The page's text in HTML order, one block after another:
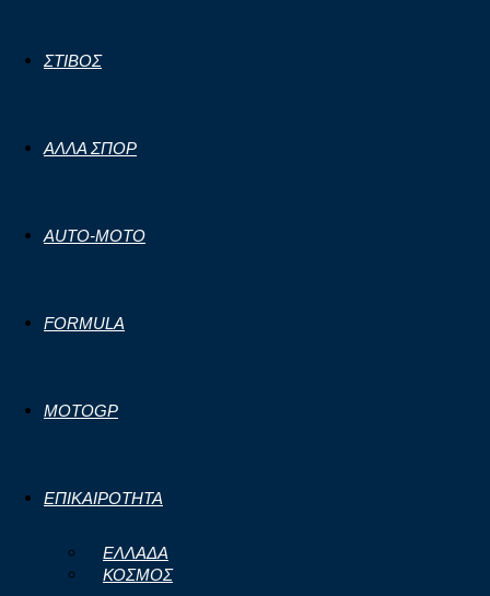
ΣΤΙΒΟΣ
ΑΛΛΑ ΣΠΟΡ
AUTO-MOTO
FORMULA
MOTOGP
ΕΠΙΚΑΙΡΟΤΗΤΑ
ΕΛΛΑΔΑ
ΚΟΣΜΟΣ